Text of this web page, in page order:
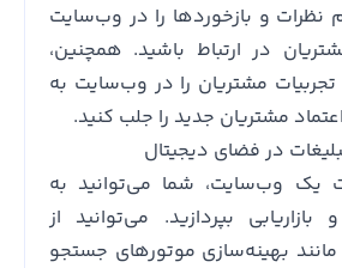
نظرات و بازخوردها را در وب‌سایت
در ارتباط باشید. همچنین،
تجربیات مشتریان را در وب‌سایت به
مشتریان جدید را جلب کنید.
در فضای دیجیتال
یک وب‌سایت، شما می‌توانید به
بپردازید. می‌توانید از
بهینه‌سازی موتورهای جستجو